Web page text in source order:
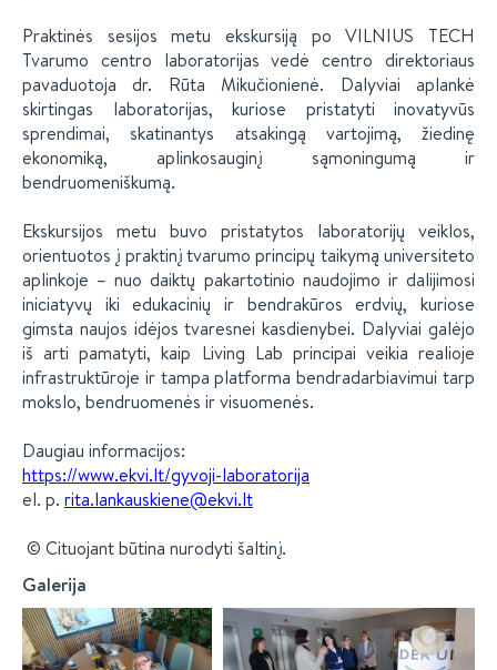
Praktinės sesijos metu ekskursiją po VILNIUS TECH
Tvarumo centro laboratorijas vedė centro direktoriaus
pavaduotoja dr. Rūta Mikučionienė. Dalyviai aplankė
skirtingas laboratorijas, kuriose pristatyti inovatyvūs
sprendimai, skatinantys atsakingą vartojimą, žiedinę
ekonomiką, aplinkosauginį sąmoningumą ir
bendruomeniškumą.
Ekskursijos metu buvo pristatytos laboratorijų veiklos,
orientuotos į praktinį tvarumo principų taikymą universiteto
aplinkoje – nuo daiktų pakartotinio naudojimo ir dalijimosi
iniciatyvų iki edukacinių ir bendrakūros erdvių, kuriose
gimsta naujos idėjos tvaresnei kasdienybei. Dalyviai galėjo
iš arti pamatyti, kaip Living Lab principai veikia realioje
infrastruktūroje ir tampa platforma bendradarbiavimui tarp
mokslo, bendruomenės ir visuomenės.
Daugiau informacijos:
https://www.ekvi.lt/gyvoji-laboratorija
el. p. rita.lankauskiene@ekvi.lt
© Cituojant būtina nurodyti šaltinį.
Galerija